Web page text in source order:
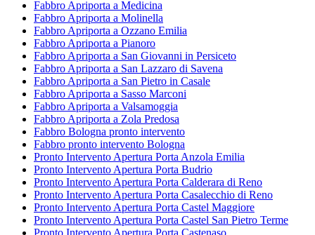
Fabbro Apriporta a Medicina
Fabbro Apriporta a Molinella
Fabbro Apriporta a Ozzano Emilia
Fabbro Apriporta a Pianoro
Fabbro Apriporta a San Giovanni in Persiceto
Fabbro Apriporta a San Lazzaro di Savena
Fabbro Apriporta a San Pietro in Casale
Fabbro Apriporta a Sasso Marconi
Fabbro Apriporta a Valsamoggia
Fabbro Apriporta a Zola Predosa
Fabbro Bologna pronto intervento
Fabbro pronto intervento Bologna
Pronto Intervento Apertura Porta Anzola Emilia
Pronto Intervento Apertura Porta Budrio
Pronto Intervento Apertura Porta Calderara di Reno
Pronto Intervento Apertura Porta Casalecchio di Reno
Pronto Intervento Apertura Porta Castel Maggiore
Pronto Intervento Apertura Porta Castel San Pietro Terme